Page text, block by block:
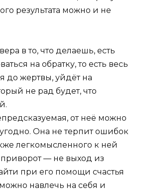
результата можно и не
в то, что делаешь, есть
на обратку, то есть весь
до жертвы, уйдёт на
не рад будет, что
от неё можно
Она не терпит ошибок
легкомысленного к ней
— не выход из
при его помощи счастья
навлечь на себя и